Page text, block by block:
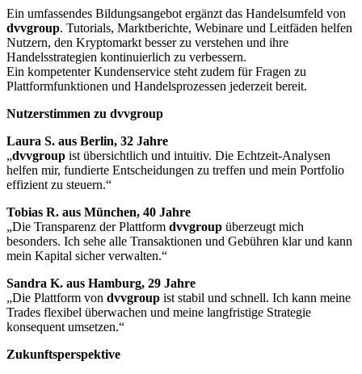
Ein umfassendes Bildungsangebot ergänzt das Handelsumfeld von
dvvgroup. Tutorials, Marktberichte, Webinare und Leitfäden helfen
Nutzern, den Kryptomarkt besser zu verstehen und ihre
Handelsstrategien kontinuierlich zu verbessern.
Ein kompetenter Kundenservice steht zudem für Fragen zu
Plattformfunktionen und Handelsprozessen jederzeit bereit.
Nutzerstimmen zu dvvgroup
Laura S. aus Berlin, 32 Jahre
„dvvgroup ist übersichtlich und intuitiv. Die Echtzeit-Analysen
helfen mir, fundierte Entscheidungen zu treffen und mein Portfolio
effizient zu steuern.“
Tobias R. aus München, 40 Jahre
„Die Transparenz der Plattform dvvgroup überzeugt mich
besonders. Ich sehe alle Transaktionen und Gebühren klar und kann
mein Kapital sicher verwalten.“
Sandra K. aus Hamburg, 29 Jahre
„Die Plattform von dvvgroup ist stabil und schnell. Ich kann meine
Trades flexibel überwachen und meine langfristige Strategie
konsequent umsetzen.“
Zukunftsperspektive